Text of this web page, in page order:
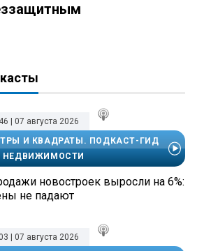
| 07 августа 2026
И КВАДРАТЫ. ПОДКАСТ-ГИД
НЕДВИЖИМОСТИ
новостроек выросли на 6%:
не падают
| 07 августа 2026